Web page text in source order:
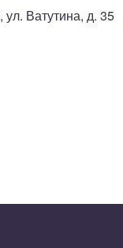
Ватутина, д. 35